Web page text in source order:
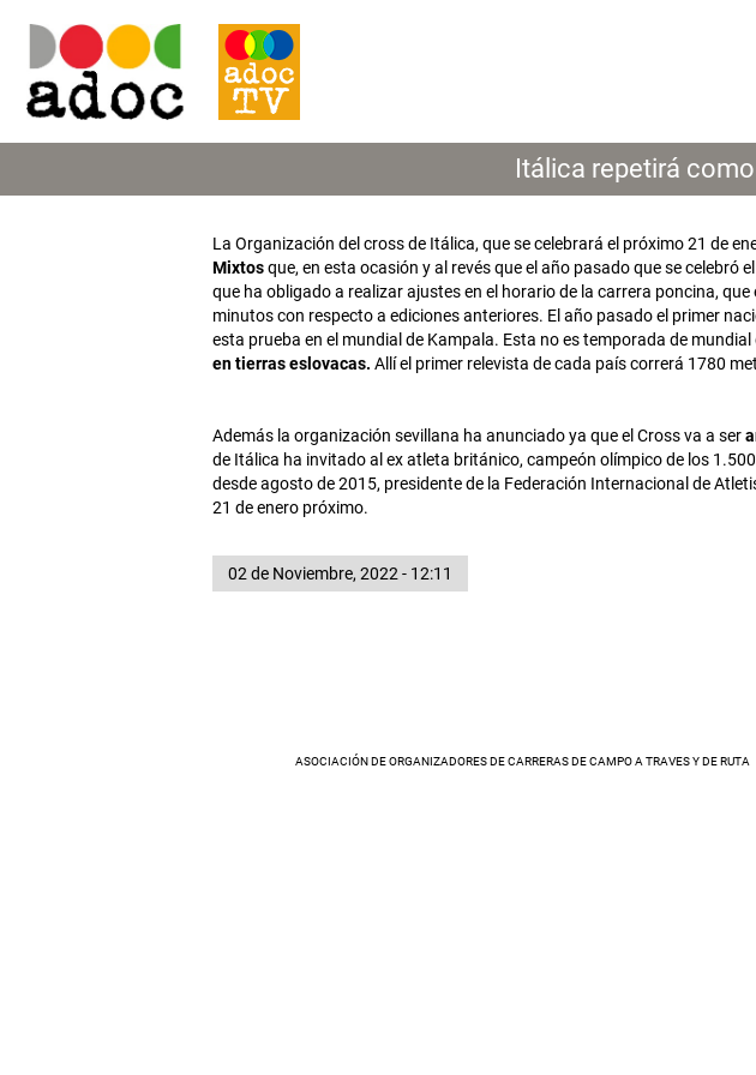
Itálica repetirá
La Organización del cross de Itálica, que se celebrará el próximo 21 de
Mixtosque, en esta ocasión y al revés que el año pasado que se
que ha obligado a realizar ajustes en el horario de la carrera poncina, que
minutos con respecto a ediciones anteriores. El año pasado el primer
esta prueba en el mundial de Kampala. Esta no es temporada de mundial
en tierras eslovacas. Allí el primer relevista de cada país correrá 1780
Además la organización sevillana ha anunciado ya que el Cross va a ser
de Itálica ha invitado al ex atleta británico, campeón olímpico de los
desde agosto de 2015, presidente de la Federación Internacional de
21 de enero próximo.
02 de Noviembre, 2022 - 12:11
ASOCIACIÓN DE ORGANIZADORES DE CARRERAS DE CAMPO A TRAVES Y DE RUTA